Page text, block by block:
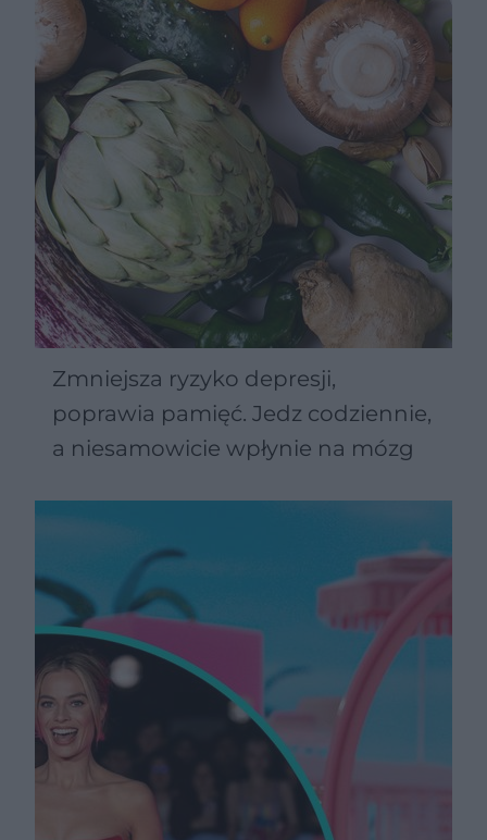
Zmniejsza ryzyko depresji,
poprawia pamięć. Jedz codziennie,
a niesamowicie wpłynie na mózg